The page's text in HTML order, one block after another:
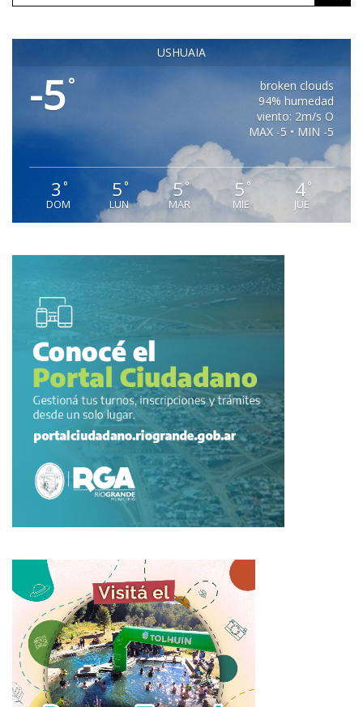
USHUAIA
-5°
broken clouds
94% humedad
viento: 2m/s O
MAX -5 • MIN -5
3 °
DOM
5 °
LUN
5°
MAR
5 °
MIE
4°
JUE